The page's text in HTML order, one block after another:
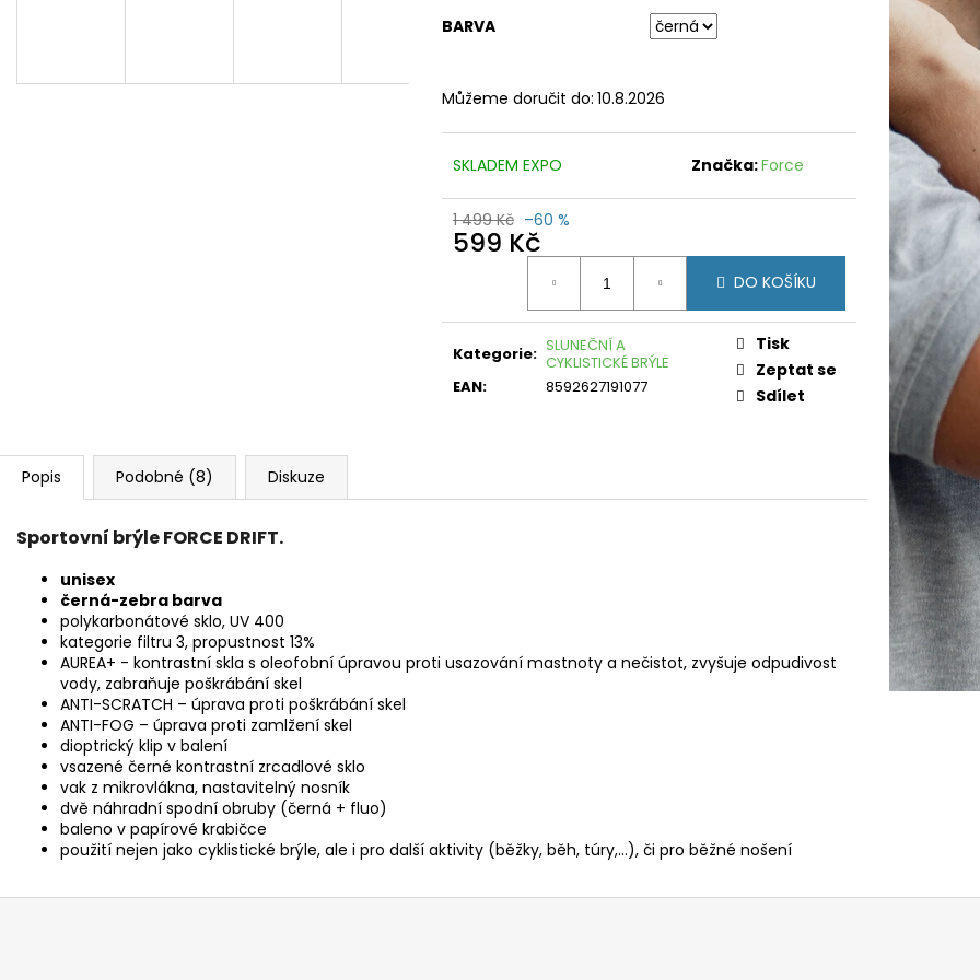
BARVA
Můžeme doručit do: 10.8.2026
SKLADEM EXPO Značka:Force
1 499 Kč –60 %
599 Kč
DO KOŠÍKU
Kategorie: SLUNEČNÍ A
CYKLISTICKÉ BRÝLE
EAN: 8592627191077
Tisk
Zeptat se
Sdílet
Popis Podobné (8) Diskuze
Sportovní brýle FORCE DRIFT.
unisex
černá-zebra barva
polykarbonátové sklo, UV 400
kategorie filtru 3, propustnost 13%
AUREA+ - kontrastní skla s oleofobní úpravou proti usazování mastnoty a nečistot, zvyšuje odpudivost
vody, zabraňuje poškrábání skel
ANTI-SCRATCH – úprava proti poškrábání skel
ANTI-FOG – úprava proti zamlžení skel
dioptrický klip v balení
vsazené černé kontrastní zrcadlové sklo
vak z mikrovlákna, nastavitelný nosník
dvě náhradní spodní obruby (černá + fluo)
baleno v papírové krabičce
použití nejen jako cyklistické brýle, ale i pro další aktivity (běžky, běh, túry,...), či pro běžné nošení